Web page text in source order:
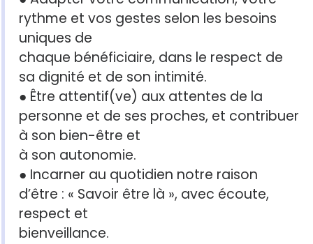
rythme et vos gestes selon les besoins
uniques de
chaque bénéficiaire, dans le respect de
sa dignité et de son intimité.
● Être attentif(ve) aux attentes de la
personne et de ses proches, et contribuer
à son bien-être et
à son autonomie.
● Incarner au quotidien notre raison
d’être : « Savoir être là », avec écoute,
respect et
bienveillance.